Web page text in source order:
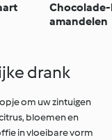
amandelen
drank
om uw zintuigen
bloemen en
in vloeibare vorm